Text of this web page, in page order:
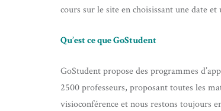
cours sur le site en choisissant une date
Qu’est ce que GoStudent
GoStudent propose des programmes
2500 professeurs, proposant toutes les
visioconférence et nous restons toujours